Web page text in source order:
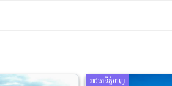
រាជធានីភ្នំពេញ